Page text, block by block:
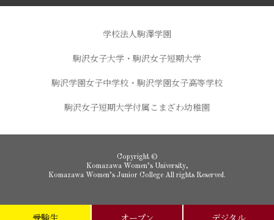
学校法人駒澤学園
駒沢女子大学・駒沢女子短期大学
駒沢学園女子中学校・駒沢学園女子高等学校
駒沢女子短期大学付属こまざわ幼稚園
Copyright ©
Komazawa Women’s University,
Komazawa Women’s Junior College All rights Reserved.
受験生 オープン デジタル